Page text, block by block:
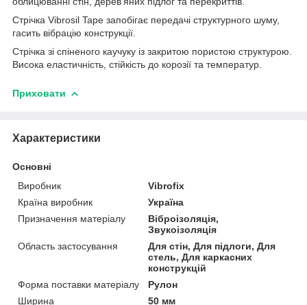
Стрічка Vibrosil Tape запобігає передачі структурного шуму,
гасить вібрацію конструкції.
Стрічка зі спіненого каучуку із закритою пористою структурою.
Висока еластичність, стійкість до корозії та температур.
Приховати
Характеристики
Основні
Виробник
Vibrofix
Країна виробник
Україна
Призначення матеріалу
Віброізоляція,
Звукоізоляція
Область застосування
Для стін, Для підлоги, Для
стель, Для каркасних
конструкцій
Форма поставки матеріалу
Рулон
Ширина
50 мм